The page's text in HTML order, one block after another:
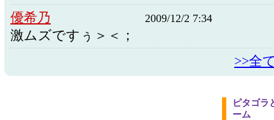
優希乃
2009/12/2 7:34
激ムズですぅ＞＜；
>>全
ピタゴラ
ーム